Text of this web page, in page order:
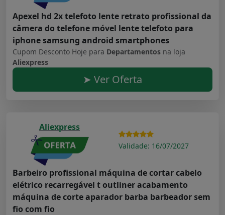
Apexel hd 2x telefoto lente retrato profissional da
câmera do telefone móvel lente telefoto para
iphone samsung android smartphones
Cupom Desconto Hoje para Departamentos na loja
Aliexpress
➤ Ver Oferta
Aliexpress
Validade: 16/07/2027
Barbeiro profissional máquina de cortar cabelo
elétrico recarregável t outliner acabamento
máquina de corte aparador barba barbeador sem
fio com fio